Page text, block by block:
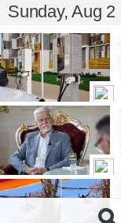
Sunday, Aug 2